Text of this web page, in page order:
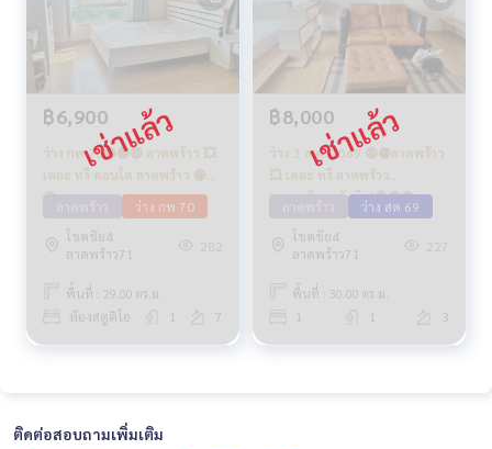
฿6,900
ว่าง กพ 70🟡🟢🔴 ลาดพร้าว 💥
เดอะ ทรี คอนโด ลาดพร้าว 🔴🟢
🟡
ว่าง กพ 70
โชคชัย4
ลาดพร้าว71
282
พื้นที่ : 29.00 ตร.ม.
ห้องสตูดิโอ 1 7
฿8,000
ว่าง 3 ส.ค. 2569 🔴🟡ลาดพร้าว
💥 เดอะ ทรี ลาดพร้าว
(ลาดพร้าว - วังหิน)🔴🟢🟡
ว่าง สค 69
โชคชัย4
ลาดพร้าว71
227
พื้นที่ : 30.00 ตร.ม.
1 1 3
ติดต่อสอบถามเพิ่มเติม